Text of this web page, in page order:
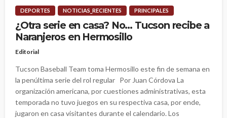
DEPORTES NOTICIAS_RECIENTES PRINCIPALES
¿Otra serie en casa? No… Tucson recibe a
Naranjeros en Hermosillo
Editorial
Tucson Baseball Team toma Hermosillo este fin de semana en
la penúltima serie del rol regular Por Juan Córdova La
organización americana, por cuestiones administrativas, esta
temporada no tuvo juegos en su respectiva casa, por ende,
jugaron en casa visitantes durante el calendario. Los